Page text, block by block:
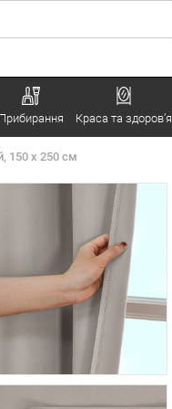
Прибирання Краса та здоров’я
150 x 250 см